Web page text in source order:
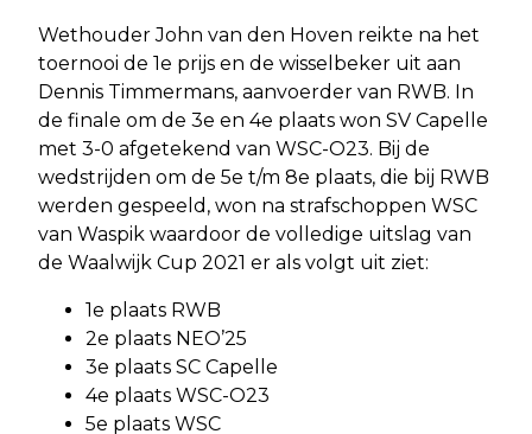
Wethouder John van den Hoven reikte na het
toernooi de 1e prijs en de wisselbeker uit aan
Dennis Timmermans, aanvoerder van RWB. In
de finale om de 3e en 4e plaats won SV Capelle
met 3-0 afgetekend van WSC-O23. Bij de
wedstrijden om de 5e t/m 8e plaats, die bij RWB
werden gespeeld, won na strafschoppen WSC
van Waspik waardoor de volledige uitslag van
de Waalwijk Cup 2021 er als volgt uit ziet:
1e plaats RWB
2e plaats NEO’25
3e plaats SC Capelle
4e plaats WSC-O23
5e plaats WSC